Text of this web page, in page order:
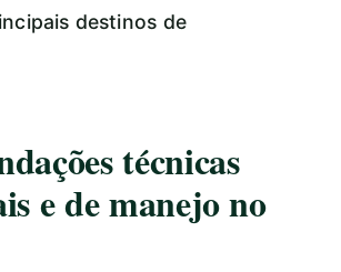
destinos de
técnicas
e de manejo no